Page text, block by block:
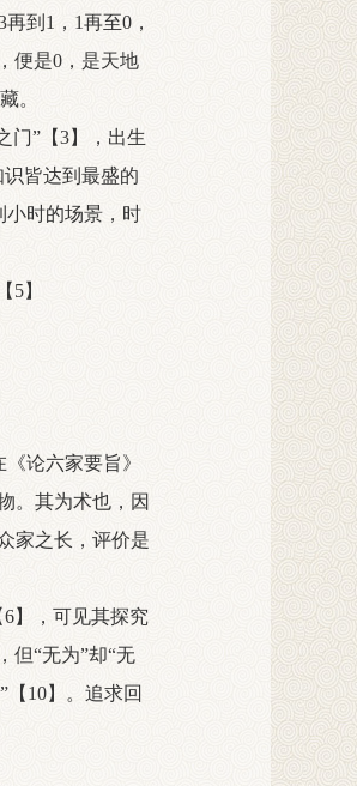
到1，1再至0，
便是0，是天地
。
门”【3】，出生
皆达到最盛的
小时的场景，时
】
论六家要旨》
。其为术也，因
家之长，评价是
】，可见其探究
但“无为”却“无
10】。追求回